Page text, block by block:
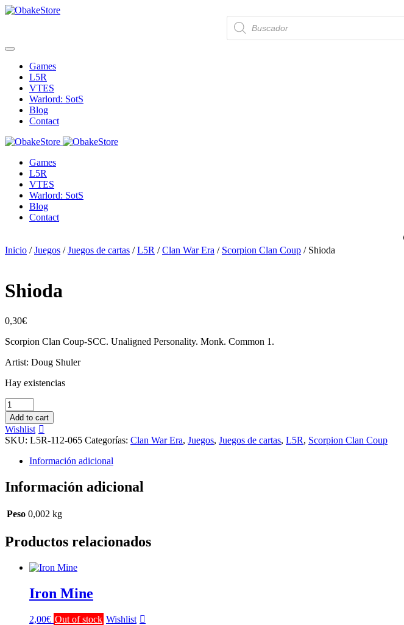
Skip to main content
Búsqueda
de
productos
Games
L5R
VTES
Warlord: SotS
Blog
Contact
Games
L5R
VTES
Warlord: SotS
Blog
Contact
Inicio /Juegos /Juegos de cartas /L5R /Clan War Era / Scorpion Clan Coup / Shioda
Shioda
0,30€
Scorpion Clan Coup-SCC. Unaligned Personality. Monk. Common 1.
Artist: Doug Shuler
Hay existencias
Shioda
cantidad
Add to cart
Wishlist
SKU: L5R-112-065 Categorías: Clan War Era, Juegos, Juegos de cartas, L5R, Scorpion Clan Coup
Información adicional
Información adicional
Peso 0,002 kg
Productos relacionados
Iron Mine
2,00€ Out of stock Wishlist